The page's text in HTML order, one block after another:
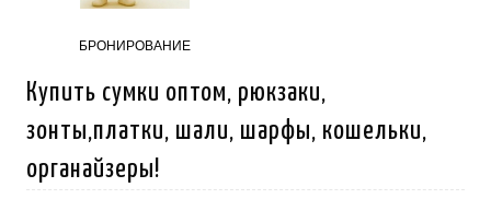
БРОНИРОВАНИЕ
Купить сумки оптом, рюкзаки,
зонты,платки, шали, шарфы, кошельки,
органайзеры!